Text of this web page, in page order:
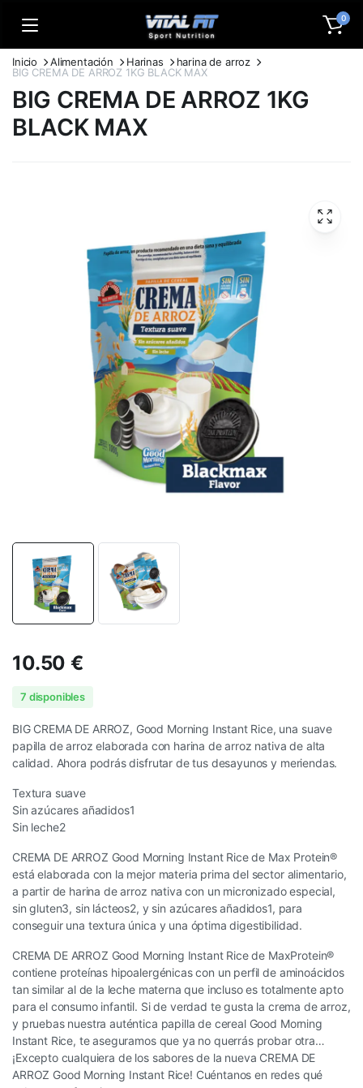
0
Inicio Alimentación Harinas
harina de arroz
BIG CREMA DE ARROZ 1KG BLACK MAX
BIG CREMA DE ARROZ 1KG
BLACK MAX
10.50€
7 disponibles
BIG CREMA DE ARROZ, Good Morning Instant Rice, una suave
papilla de arroz elaborada con harina de arroz nativa de alta
calidad. Ahora podrás disfrutar de tus desayunos y meriendas.
Textura suave
Sin azúcares añadidos1
Sin leche2
CREMA DE ARROZ Good Morning Instant Rice de Max Protein®
está elaborada con la mejor materia prima del sector alimentario,
a partir de harina de arroz nativa con un micronizado especial,
sin gluten3, sin lácteos2, y sin azúcares añadidos1, para
conseguir una textura única y una óptima digestibilidad.
CREMA DE ARROZ Good Morning Instant Rice de MaxProtein®
contiene proteínas hipoalergénicas con un perfil de aminoácidos
tan similar al de la leche materna que incluso es totalmente apto
para el consumo infantil. Si de verdad te gusta la crema de arroz,
y pruebas nuestra auténtica papilla de cereal Good Morning
Instant Rice, te aseguramos que ya no querrás probar otra…
¡Excepto cualquiera de los sabores de la nueva CREMA DE
ARROZ Good Morning Instant Rice! Cuéntanos en redes qué